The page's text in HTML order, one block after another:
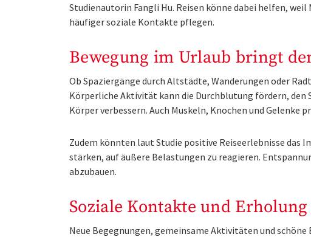
Studienautorin Fangli Hu. Reisen könne dabei helfen,
häufiger soziale Kontakte pflegen.
Bewegung im Urlaub bringt
Ob Spaziergänge durch Altstädte, Wanderungen oder
Körperliche Aktivität kann die Durchblutung fördern,
Körper verbessern. Auch Muskeln, Knochen und Gelenke
Zudem könnten laut Studie positive Reiseerlebnisse das
stärken, auf äußere Belastungen zu reagieren.
abzubauen.
Soziale Kontakte und
Neue Begegnungen, gemeinsame Aktivitäten und